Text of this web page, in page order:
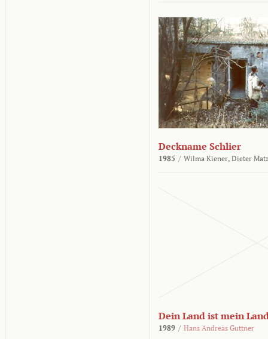
Deckname Schlier
1985 / Wilma Kiener, Dieter
Dein Land ist mein
1989 / Hans Andreas Guttner